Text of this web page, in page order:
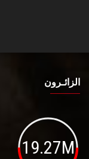
الزائـرون
19.27M